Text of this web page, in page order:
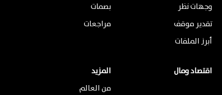
وجهات نظر
تقدير موقف
أبرز الملفات
بصمات
مراجعات
اقتصاد ومال
المزيد
من العالم